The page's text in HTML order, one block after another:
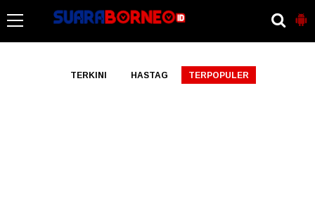
TERKINI HASTAG TERPOPULER